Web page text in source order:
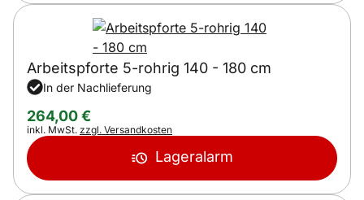
Arbeitspforte 5-rohrig 140 - 180 cm
In der Nachlieferung
264,00€
Steuerhinweis:
inkl. MwSt. zzgl. Versandkosten
Lageralarm